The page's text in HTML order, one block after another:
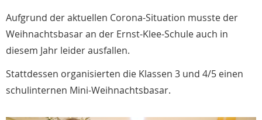
Aufgrund der aktuellen Corona-Situation musste der
Weihnachtsbasar an der Ernst-Klee-Schule auch in
diesem Jahr leider ausfallen.
Stattdessen organisierten die Klassen 3 und 4/5 einen
schulinternen Mini-Weihnachtsbasar.